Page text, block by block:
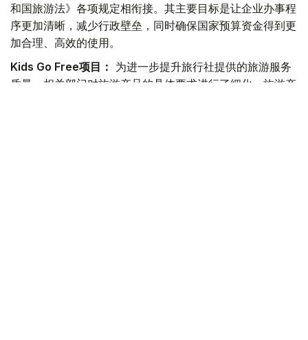
和国旅游法》各项规定相衔接。其主要目标是让企业办事程
序更加清晰，减少行政壁垒，同时确保国家预算资金得到更
加合理、高效的使用。
Kids Go Free项目： 为进一步提升旅行社提供的旅游服务
质量，相关部门对旅游产品的具体要求进行了细化。旅游产